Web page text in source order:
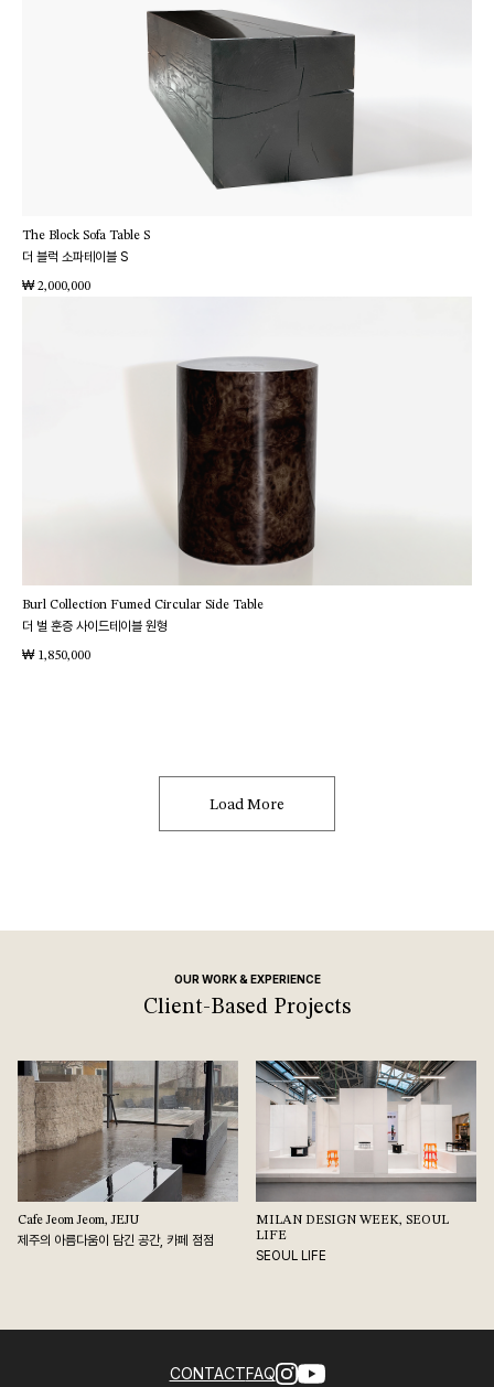
The Block Sofa Table S
더 블럭 소파테이블 S
₩2,000,000
Burl Collection Fumed Circular Side Table
더 벌 훈증 사이드테이블 원형
₩1,850,000
Load More
OUR WORK & EXPERIENCE
Client-Based Projects
Cafe Jeom Jeom, JEJU
제주의 아름다움이 담긴 공간, 카페 점점
MILAN DESIGN WEEK, SEOUL
LIFE
SEOUL LIFE
CONTACTFAQ